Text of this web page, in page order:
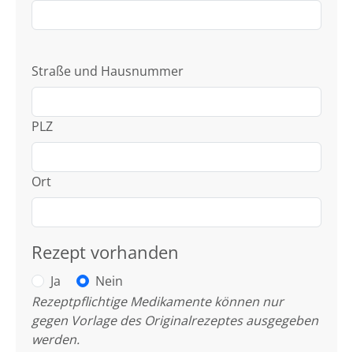
Straße und Hausnummer
PLZ
Ort
Rezept vorhanden
Ja
Nein
Rezeptpflichtige Medikamente können nur
gegen Vorlage des Originalrezeptes ausgegeben
werden.